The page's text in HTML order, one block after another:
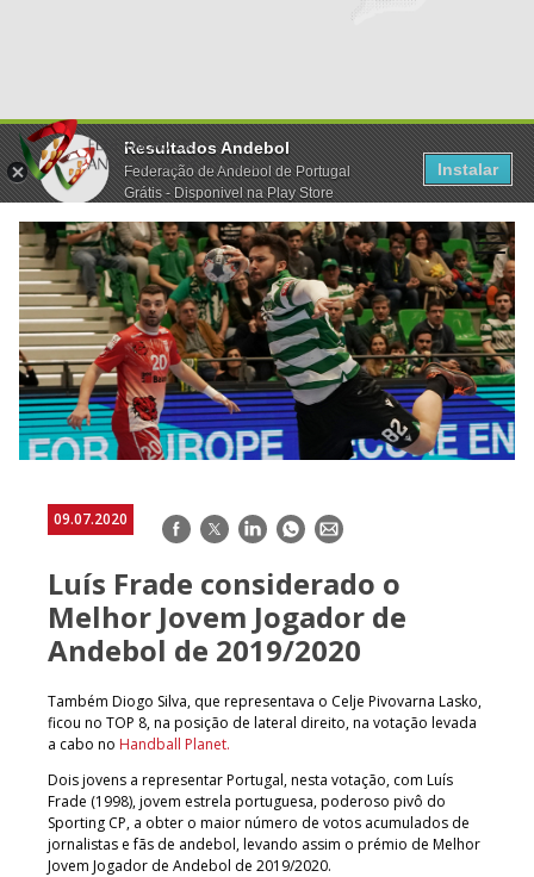
Resultados Andebol
Federação de Andebol de Portugal
Grátis - Disponivel na Play Store
Instalar
09.07.2020 Facebook
TwitterLinkedInWhatsApp
E-
Luís Frade considerado o
Melhor Jovem Jogador de
Andebol de 2019/2020
Também Diogo Silva, que representava o Celje Pivovarna Lasko,
ficou no TOP 8, na posição de lateral direito, na votação levada
a cabo no Handball Planet.
Dois jovens a representar Portugal, nesta votação, com Luís
Frade (1998), jovem estrela portuguesa, poderoso pivô do
Sporting CP, a obter o maior número de votos acumulados de
jornalistas e fãs de andebol, levando assim o prémio de Melhor
Jovem Jogador de Andebol de 2019/2020.